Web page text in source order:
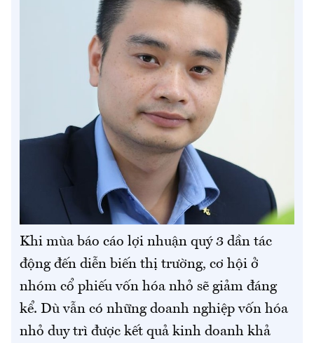
Khi mùa báo cáo lợi nhuận quý 3 dần tác
động đến diễn biến thị trường, cơ hội ở
nhóm cổ phiếu vốn hóa nhỏ sẽ giảm đáng
kể. Dù vẫn có những doanh nghiệp vốn hóa
nhỏ duy trì được kết quả kinh doanh khả